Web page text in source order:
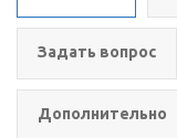
Задать вопрос
Дополнительно